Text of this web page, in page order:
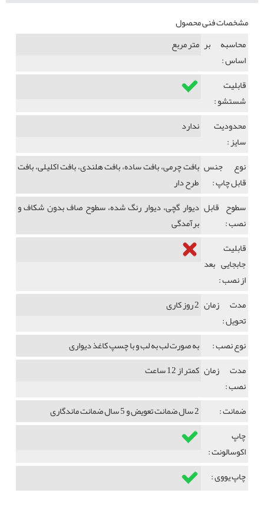
مشخصات فنی محصول
محاسبه بر
اساس :
متر مربع
قابلیت
شستشو :
محدودیت
سایز :
ندارد
نوع جنس
قابل چاپ :
بافت چرمی، بافت ساده، بافت هلندی، بافت اکلیلی، بافت
طرح دار
سطوح قابل
نصب :
دیوار گچی، دیوار رنگ شده، سطوح صاف بدون شکاف و
برآمدگی
قابلیت
جابجایی بعد
از نصب :
مدت زمان
تحویل :
2 روز کاری
نوع نصب :
به صورت لب به لب و با چسپ کاغذ دیواری
مدت زمان
نصب :
کمتر از 12 ساعت
ضمانت :
2 سال ضمانت تعویض و 5 سال ضمانت ماندگاری
چاپ
اکوسالونت :
چاپ یووی :